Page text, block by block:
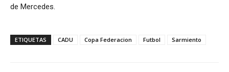
de Mercedes.
ETIQUETAS CADU Copa Federacion Futbol Sarmiento